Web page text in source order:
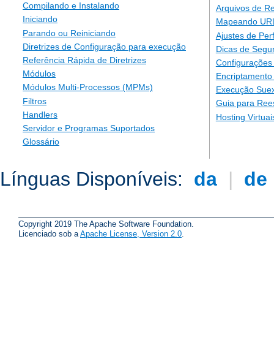
Compilando e Instalando
Iniciando
Parando ou Reiniciando
Diretrizes de Configuração para execução
Referência Rápida de Diretrizes
Módulos
Módulos Multi-Processos (MPMs)
Filtros
Handlers
Servidor e Programas Suportados
Glossário
Arquivos de
Mapeando
Ajustes de
Dicas de
Execução
Guia para
Hosting
Línguas Disponíveis: da | de
Copyright 2019 The Apache Software Foundation.
Licenciado sob a Apache License, Version 2.0